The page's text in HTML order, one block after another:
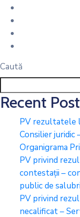
Caută
Recent
PV rezultatele
Consilier juridic
Organigrama
PV privind
contestații –
public de
PV privind
necalificat –